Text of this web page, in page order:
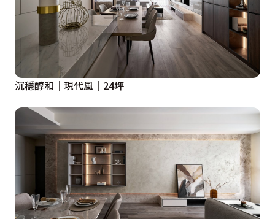
沉穩醇和│現代風│24坪